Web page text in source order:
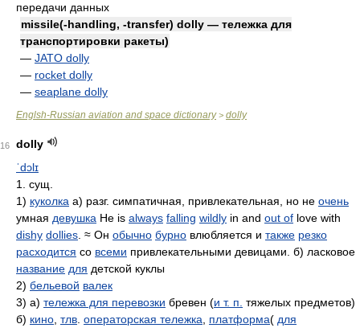
передачи данных
missile(-handling, -transfer) dolly — тележка для
транспортировки ракеты)
— JATO dolly
— rocket dolly
— seaplane dolly
Englsh-Russian aviation and space dictionary> dolly
16
dolly
ˈdɔlɪ
1. сущ.
1) куколка а) разг. симпатичная, привлекательная, но не очень
умная девушка He is always falling wildly in and out of love with
dishy dollies . ≈ Он обычно бурно влюбляется и также резко
расходится со всеми привлекательными девицами. б) ласковое
название для детской куклы
2) бельевой валек
3) а) тележка для перевозки бревен (и т. п. тяжелых предметов)
б) кино тлв операторская тележка платформа( для